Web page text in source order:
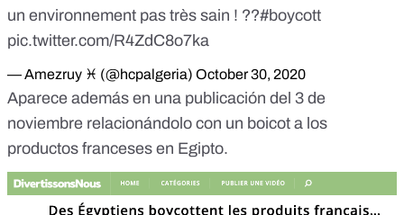
un environnement pas très sain ! ??#boycott
pic.twitter.com/R4ZdC8o7ka
— Amezruy ♓️ (@hcpalgeria) October 30, 2020
Aparece además en una publicación del 3 de
noviembre relacionándolo con un boicot a los
productos franceses en Egipto.